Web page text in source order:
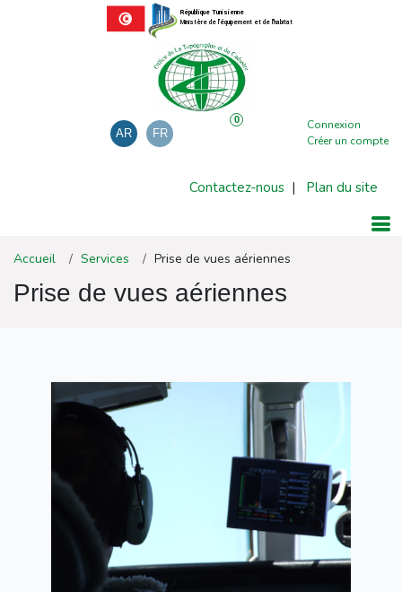
République Tunisienne
Ministère de l'équipement et de l'habitat
0
Connexion
Créer un compte
FR
AR
Contactez-nous | Plan du site
Accueil Services Prise de vues aériennes
Prise de vues aériennes